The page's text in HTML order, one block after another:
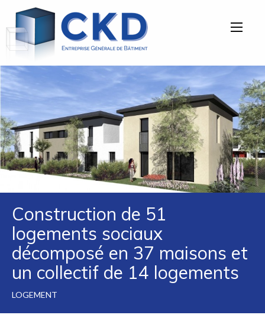
Aller
directement
à
la
navigation
Aller
directement
contenu
CKD-
EG
Construction de 51
logements sociaux
décomposé en 37 maisons et
un collectif de 14 logements
LOGEMENT